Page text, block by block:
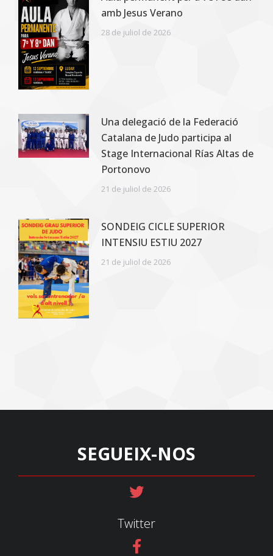
amb Jesus Verano
28 de juliol de 2026
Una delegació de la Federació
Catalana de Judo participa al
Stage Internacional Rías Altas de
Portonovo
21 de juliol de 2026
SONDEIG CICLE SUPERIOR
INTENSIU ESTIU 2027
21 de juliol de 2026
SEGUEIX-NOS
Twitter